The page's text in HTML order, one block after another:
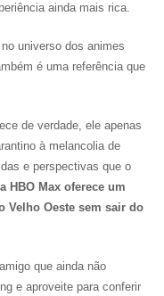
ainda mais rica.
universo dos animes
é uma referência que
de verdade, ele apenas
à melancolia de
e perspectivas que o
a HBO Max oferece um
Velho Oeste sem sair do
que ainda não
e aproveite para conferir